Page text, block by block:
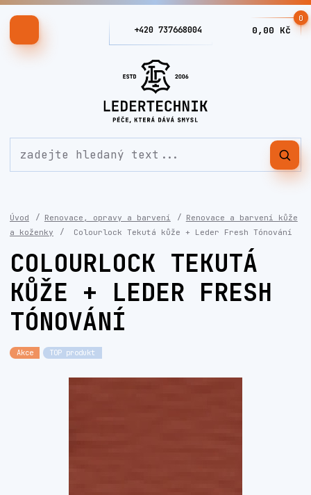
+420 737668004
0
0,00 Kč
Úvod Renovace, opravy a barvení
Renovace a barvení kůže
a koženky
Colourlock Tekutá kůže + Leder Fresh Tónování
COLOURLOCK TEKUTÁ
KŮŽE + LEDER FRESH
TÓNOVÁNÍ
Akce TOP produkt